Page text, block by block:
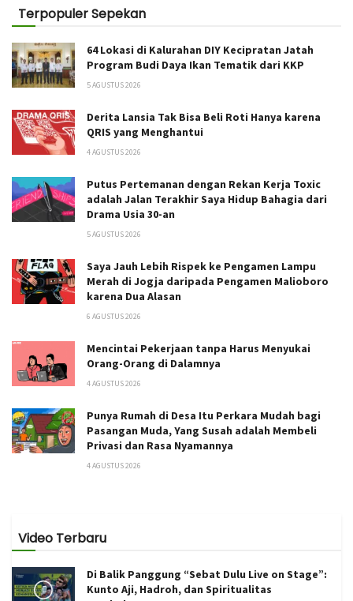
Terpopuler Sepekan
64 Lokasi di Kalurahan DIY Kecipratan Jatah
Program Budi Daya Ikan Tematik dari KKP
5 AGUSTUS 2026
Derita Lansia Tak Bisa Beli Roti Hanya karena
QRIS yang Menghantui
4 AGUSTUS 2026
Putus Pertemanan dengan Rekan Kerja Toxic
adalah Jalan Terakhir Saya Hidup Bahagia dari
Drama Usia 30-an
5 AGUSTUS 2026
Saya Jauh Lebih Rispek ke Pengamen Lampu
Merah di Jogja daripada Pengamen Malioboro
karena Dua Alasan
6 AGUSTUS 2026
Mencintai Pekerjaan tanpa Harus Menyukai
Orang-Orang di Dalamnya
4 AGUSTUS 2026
Punya Rumah di Desa Itu Perkara Mudah bagi
Pasangan Muda, Yang Susah adalah Membeli
Privasi dan Rasa Nyamannya
4 AGUSTUS 2026
Video Terbaru
Di Balik Panggung “Sebat Dulu Live on Stage”:
Kunto Aji, Hadroh, dan Spiritualitas